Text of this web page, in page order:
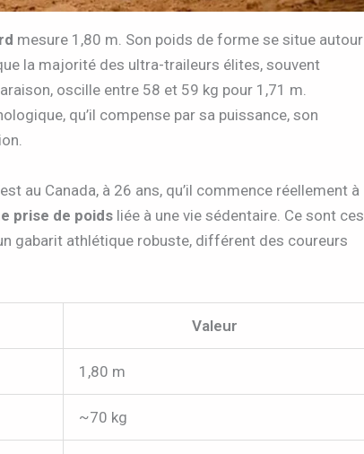
mesure 1,80 m. Son poids de forme se situe autour
la majorité des ultra-traileurs élites, souvent
oscille entre 58 et 59 kg pour 1,71 m.
qu’il compense par sa puissance, son
au Canada, à 26 ans, qu’il commence réellement à
prise de poids liée à une vie sédentaire. Ce sont ces
gabarit athlétique robuste, différent des coureurs
Valeur
1,80 m
~70 kg